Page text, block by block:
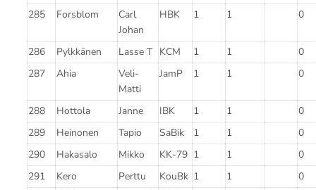
285
Forsblom
Carl
Johan
HBK 1 1 0
286 Pylkkänen Lasse T KCM 1 1
0
287
Ahia
Veli-
Matti
JamP 1 1 0
288 Hottola Janne IBK 1 1
0
289
Heinonen Tapio SaBik 1 1
0
290
Hakasalo Mikko KK-79 1 1
0
291
Kero Perttu KouBk 1 1
0